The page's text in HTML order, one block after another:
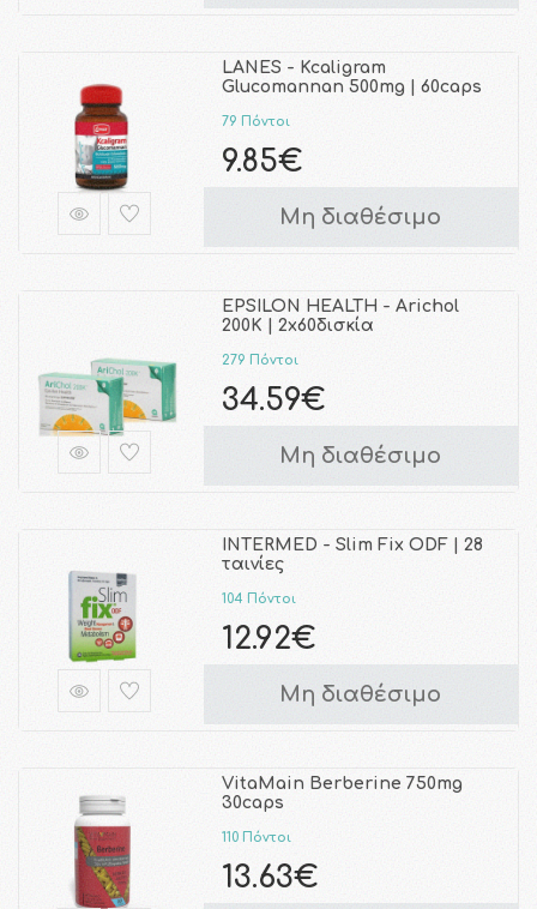
LANES - Kcaligram
Glucomannan 500mg | 60caps
79 Πόντοι
9.85€
Μη διαθέσιμο
EPSILON HEALTH - Arichol
200K | 2x60δισκία
279 Πόντοι
34.59€
Μη διαθέσιμο
INTERMED - Slim Fix ODF | 28
ταινίες
104 Πόντοι
12.92€
Μη διαθέσιμο
VitaMain Berberine 750mg
30caps
110 Πόντοι
13.63€